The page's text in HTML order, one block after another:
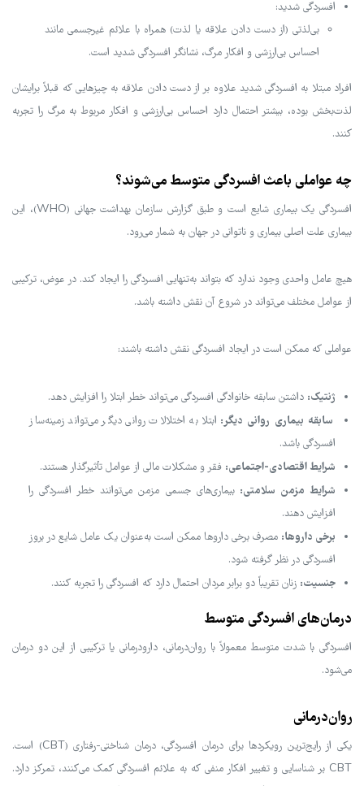
افسردگی شدید:
بی‌لذتی (از دست دادن علاقه یا لذت) همراه با علائم غیرجسمی مانند
احساس بی‌ارزشی و افکار مرگ، نشانگر افسردگی شدید است.
افراد مبتلا به افسردگی شدید علاوه بر از دست دادن علاقه به چیزهایی که قبلاً برایشان
لذت‌بخش بوده، بیشتر احتمال دارد احساس بی‌ارزشی و افکار مربوط به مرگ را تجربه
کنند.
چه عواملی باعث افسردگی متوسط می‌شوند؟
افسردگی یک بیماری شایع است و طبق گزارش سازمان بهداشت جهانی (WHO)، این
بیماری علت اصلی بیماری و ناتوانی در جهان به شمار می‌رود.
هیچ عامل واحدی وجود ندارد که بتواند به‌تنهایی افسردگی را ایجاد کند. در عوض، ترکیبی
از عوامل مختلف می‌تواند در شروع آن نقش داشته باشد.
عواملی که ممکن است در ایجاد افسردگی نقش داشته باشند:
ژنتیک: داشتن سابقه خانوادگی افسردگی می‌تواند خطر ابتلا را افزایش دهد.
سابقه بیماری روانی دیگر: ابتلا به اختلالات روانی دیگر می‌تواند زمینه‌ساز
افسردگی باشد.
شرایط اقتصادی-اجتماعی: فقر و مشکلات مالی از عوامل تأثیرگذار هستند.
شرایط مزمن سلامتی:بیماری‌های جسمی مزمن می‌توانند خطر افسردگی را
افزایش دهند.
برخی داروها: مصرف برخی داروها ممکن است به‌عنوان یک عامل شایع در بروز
افسردگی در نظر گرفته شود.
جنسیت: زنان تقریباً دو برابر مردان احتمال دارد که افسردگی را تجربه کنند.
درمان‌های افسردگی متوسط
افسردگی با شدت متوسط معمولاً با روان‌درمانی، دارودرمانی یا ترکیبی از این دو درمان
می‌شود.
روان‌درمانی
یکی از رایج‌ترین رویکردها برای درمان افسردگی، درمان شناختی-رفتاری (CBT) است.
CBT بر شناسایی و تغییر افکار منفی که به علائم افسردگی کمک می‌کنند، تمرکز دارد.